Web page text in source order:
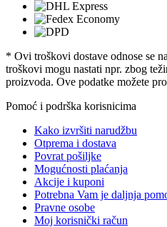
* Ovi troškovi dostave odnose se
troškovi mogu nastati npr. zbog
proizvoda. Ove podatke možete
Pomoć i podrška korisnicima
Kako izvršiti narudžbu
Otprema i dostava
Povrat pošiljke
Mogućnosti plaćanja
Akcije i kuponi
Potrebna Vam je daljnja
Pravne osobe
Moj korisnički račun